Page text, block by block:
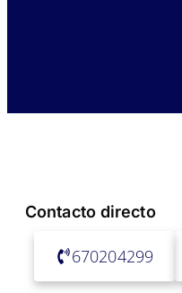
Contacto directo
670204299